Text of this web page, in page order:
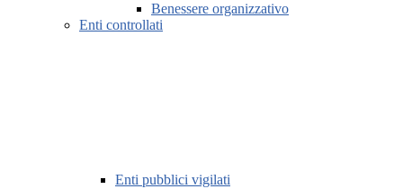
Benessere organizzativo
Enti controllati
Enti pubblici vigilati